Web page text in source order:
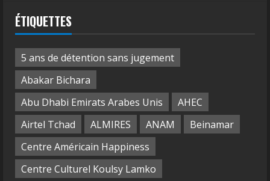
ÉTIQUETTES
5 ans de détention sans jugement
Abakar Bichara
Abu Dhabi Emirats Arabes Unis
AHEC
Airtel Tchad
ALMIRES ANAM
Beinamar
Centre Américain Happiness
Centre Culturel Koulsy Lamko